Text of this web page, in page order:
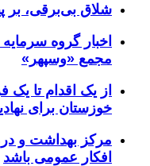
شلاق‌ بی‌برقی، بر
مجمع «وسپهر»
از یک اقدام تا یک
خوزستان برای
مرکز بهداشت و
افکار عمومی باشد